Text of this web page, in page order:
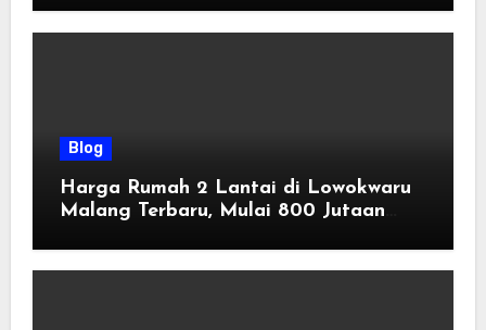
Blog
Harga Rumah 2 Lantai di Lowokwaru
Malang Terbaru, Mulai 800 Jutaan